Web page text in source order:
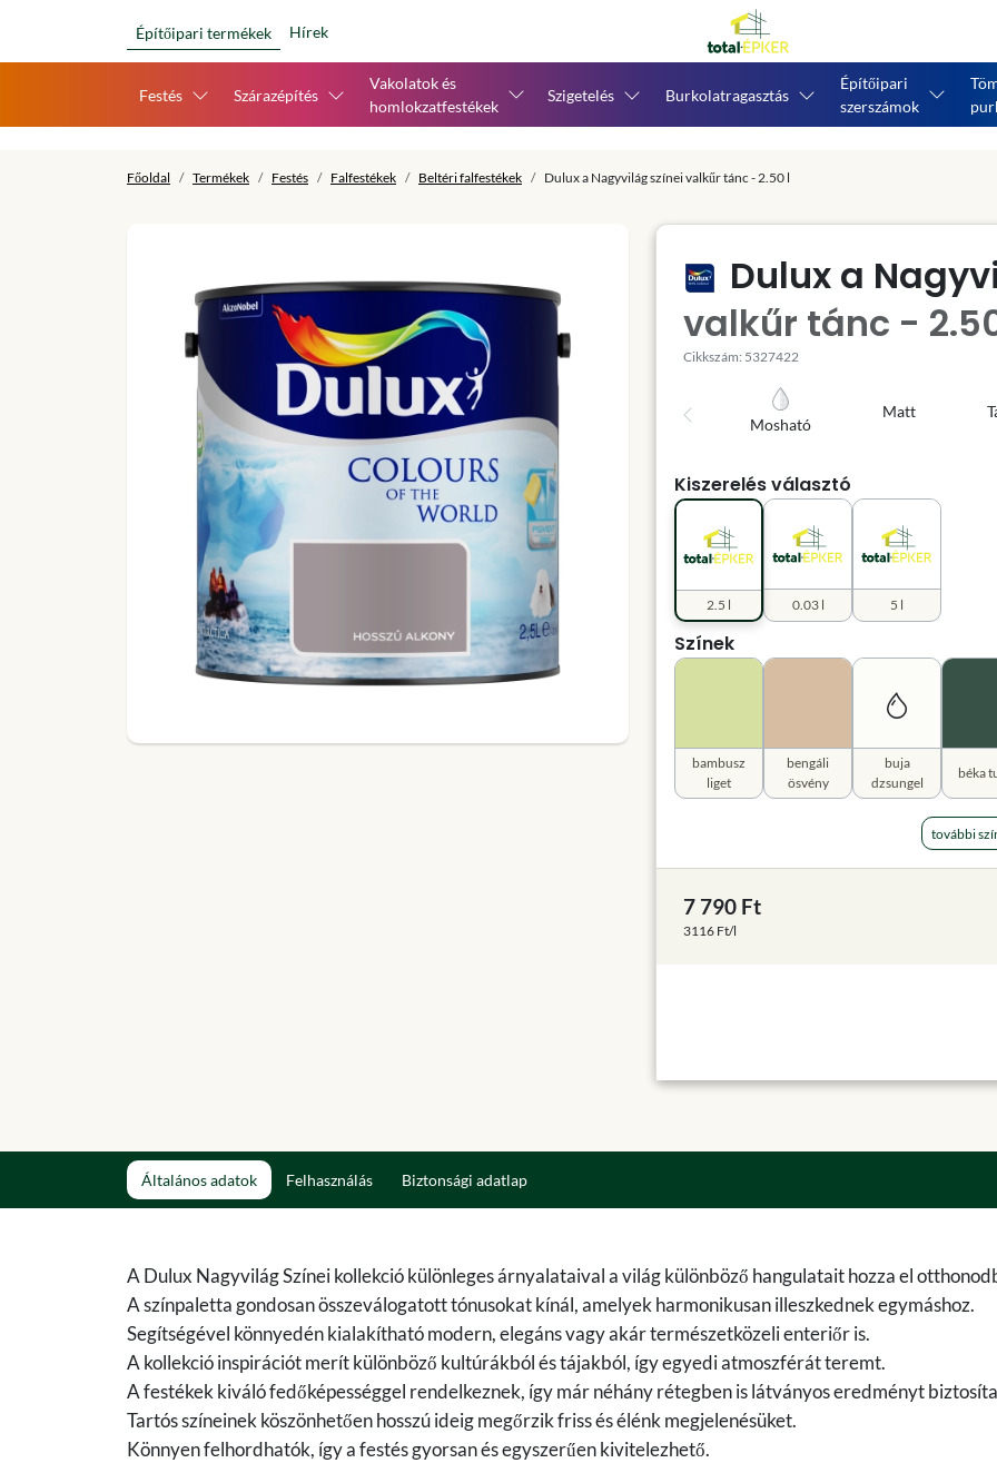
Építőipari termékek Hírek
Festés Szárazépítés
Vakolatok és
homlokzatfestékek
Szigetelés Burkolatragasztás
Építőipari
szerszámok
Főoldal Termékek Festés Falfestékek Beltéri falfestékek Dulux a Nagyvilág színei valkűr tánc - 2.50 l
Dulux a
valkűr tánc -
Cikkszám: 5327422
Mosható
Matt
Kiszerelés választó
0.03 l
2.5 l 5 l
Színek
bambusz
liget
bengáli
ösvény
buja
dzsungel
béka
további
7 790 Ft
3116 Ft/l
Általános adatok Felhasználás Biztonsági adatlap
A Dulux Nagyvilág Színei kollekció különleges árnyalataival a világ különböző hangulatait hozza el
A színpaletta gondosan összeválogatott tónusokat kínál, amelyek harmonikusan illeszkednek egymáshoz.
Segítségével könnyedén kialakítható modern, elegáns vagy akár természetközeli enteriőr is.
A kollekció inspirációt merít különböző kultúrákból és tájakból, így egyedi atmoszférát teremt.
A festékek kiváló fedőképességgel rendelkeznek, így már néhány rétegben is látványos eredményt
Tartós színeinek köszönhetően hosszú ideig megőrzik friss és élénk megjelenésüket.
Könnyen felhordhatók, így a festés gyorsan és egyszerűen kivitelezhető.